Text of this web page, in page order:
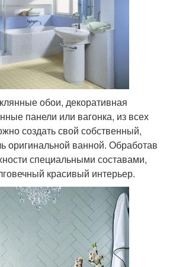
обои, декоративная
панели или вагонка, из всех
создать свой собственный,
оригинальной ванной. Обработав
специальными составами,
красивый интерьер.